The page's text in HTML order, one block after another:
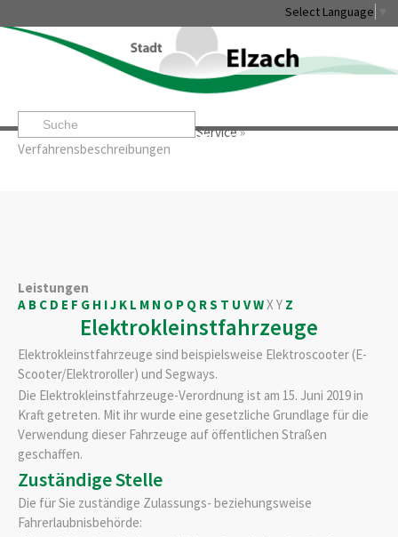
Select Language
Startseite» »Service»
Verfahrensbeschreibungen
Leben & Erleben Rathaus & Service
Leistungen
A B C D E F G H IJ K L M N O P Q RS T U VWXY Z
Elektrokleinstfahrzeuge
Elektrokleinstfahrzeuge sind beispielsweise Elektroscooter (E-
Scooter/Elektroroller) und Segways.
Die Elektrokleinstfahrzeuge-Verordnung ist am 15. Juni 2019 in
Kraft getreten. Mit ihr wurde eine gesetzliche Grundlage für die
Verwendung dieser Fahrzeuge auf öffentlichen Straßen
geschaffen.
Zuständige Stelle
Die für Sie zuständige Zulassungs- beziehungsweise
Fahrerlaubnisbehörde: